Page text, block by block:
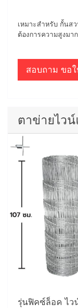
เหมาะสำหรับ กั้นส
ต้องการความสูงมาก
สอบถาม ขอใ
ตาข่ายไว
รุ่นฟิคซ์ล็อค ไว